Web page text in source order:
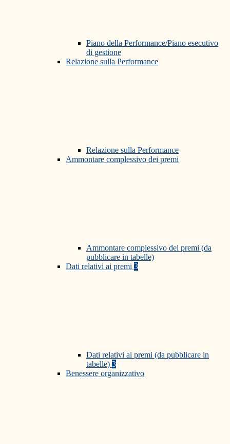
Piano della Performance/Piano esecutivo
di gestione
Relazione sulla Performance
Relazione sulla Performance
Ammontare complessivo dei premi
Ammontare complessivo dei premi (da
pubblicare in tabelle)
Dati relativi ai premi 3
Dati relativi ai premi (da pubblicare in
tabelle) 3
Benessere organizzativo